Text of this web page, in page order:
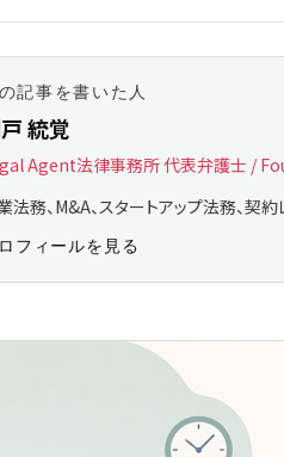
記事を書いた人
統覚
Agent法律事務所 代表弁護士 /
法務、M&A、スタートアップ法務、契
フィールを見る